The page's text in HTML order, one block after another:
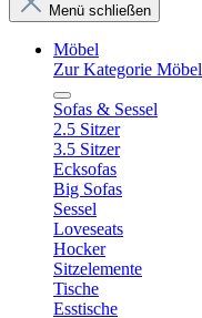
Menü schließen
Möbel
Zur Kategorie Möbel
Sofas & Sessel
2.5 Sitzer
3.5 Sitzer
Ecksofas
Big Sofas
Sessel
Loveseats
Hocker
Sitzelemente
Tische
Esstische